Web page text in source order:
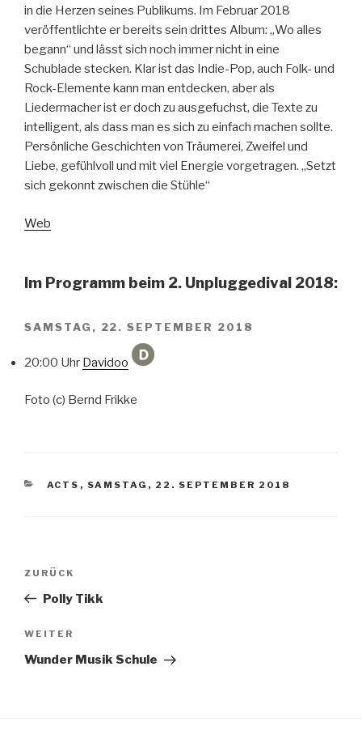
in die Herzen seines Publikums. Im Februar 2018
veröffentlichte er bereits sein drittes Album: „Wo alles
begann“ und lässt sich noch immer nicht in eine
Schublade stecken. Klar ist das Indie-Pop, auch Folk- und
Rock-Elemente kann man entdecken, aber als
Liedermacher ist er doch zu ausgefuchst, die Texte zu
intelligent, als dass man es sich zu einfach machen sollte.
Persönliche Geschichten von Träumerei, Zweifel und
Liebe, gefühlvoll und mit viel Energie vorgetragen. „Setzt
sich gekonnt zwischen die Stühle“
Web
Im Programm beim 2. Unpluggedival 2018:
SAMSTAG, 22. SEPTEMBER 2018
20:00 Uhr Davidoo
Foto (c) Bernd Frikke
KATEGORIEN
ACTS , SAMSTAG, 22. SEPTEMBER 2018
Beitragsnavigation
Vorheriger
Beitrag
ZURÜCK
Polly Tikk
Nächster
Beitrag
WEITER
Wunder Musik Schule